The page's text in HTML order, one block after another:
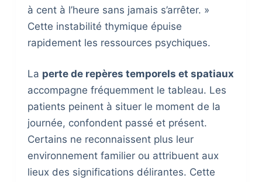
à cent à l’heure sans jamais s’arrêter. »
Cette instabilité thymique épuise
rapidement les ressources psychiques.
La perte de repères temporels et spatiaux
accompagne fréquemment le tableau. Les
patients peinent à situer le moment de la
journée, confondent passé et présent.
Certains ne reconnaissent plus leur
environnement familier ou attribuent aux
lieux des significations délirantes. Cette